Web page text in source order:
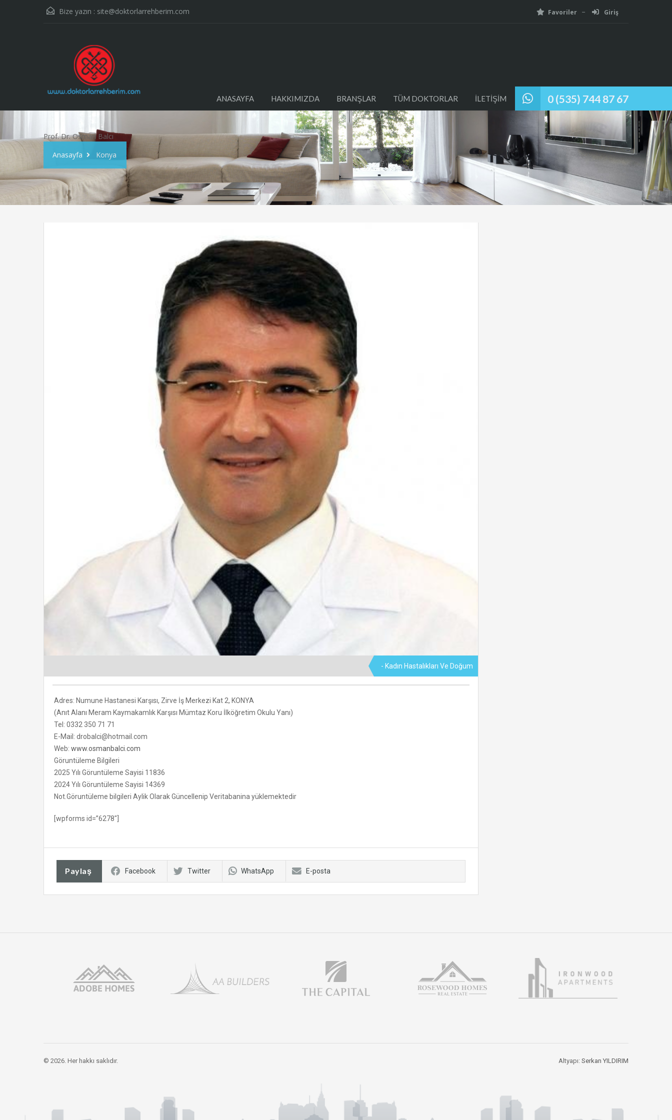
Bize yazın : site@doktorlarrehberim.com Favoriler Giriş
0 (535) 744 87 67
ANASAYFA HAKKIMIZDA BRANŞLAR TÜM DOKTORLAR İLETİŞİM
Prof. Dr. Osman Balcı
Anasayfa
Konya
- Kadın Hastalıkları Ve Doğum
Adres: Numune Hastanesi Karşısı, Zirve İş Merkezi Kat 2, KONYA
(Anıt Alanı Meram Kaymakamlık Karşısı Mümtaz Koru İlköğretim Okulu Yanı)
Tel: 0332 350 71 71
E-Mail: drobalci@hotmail.com
Web: www.osmanbalci.com
Göruntüleme Bilgileri
2025 Yılı Göruntüleme Sayisi 11836
2024 Yılı Göruntüleme Sayisi 14369
Not.Göruntüleme bilgileri Aylik Olarak Güncellenip Veritabanina yüklemektedir
[wpforms id=”6278″]
Paylaş Facebook Twitter WhatsApp E-posta
© 2026. Her hakkı saklıdır. Altyapı: Serkan YILDIRIM